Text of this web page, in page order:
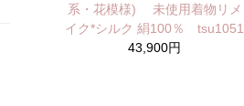
系・花模様) 未使用着物リメ
イク*シルク 絹100％ tsu1051
43,900円